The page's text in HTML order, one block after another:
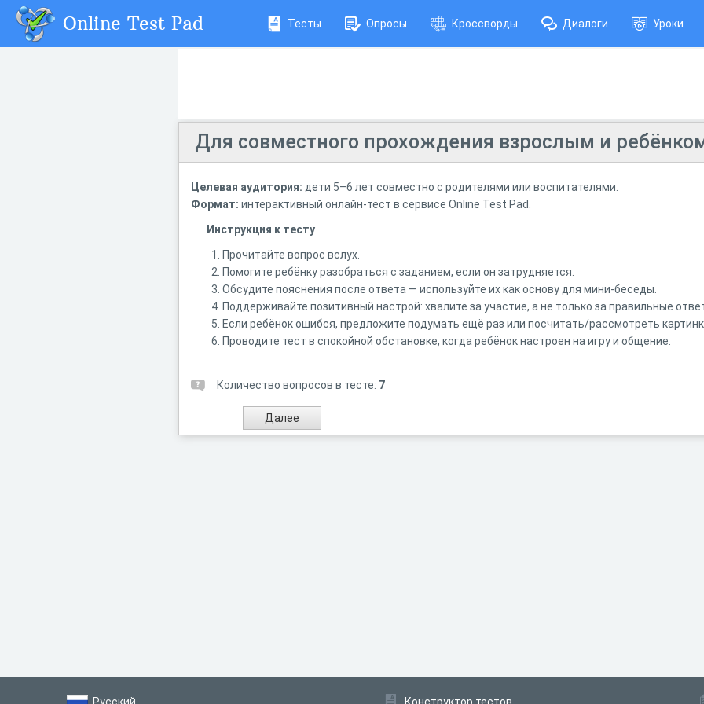
Online Test Pad Тесты Опросы Кроссворды Диалоги Уроки
Для совместного прохождения взрослым и
Целевая аудитория: дети 5–6 лет совместно с родителями или воспитателями.
Формат: интерактивный онлайн‑тест в сервисе Online Test Pad.
Инструкция к тесту
Прочитайте вопрос вслух.
Помогите ребёнку разобраться с заданием, если он затрудняется.
Обсудите пояснения после ответа — используйте их как основу для мини‑беседы.
Поддерживайте позитивный настрой: хвалите за участие, а не только за правильные
Если ребёнок ошибся, предложите подумать ещё раз или посчитать/рассмотреть
Проводите тест в спокойной обстановке, когда ребёнок настроен на игру и общение.
Количество вопросов в тесте: 7